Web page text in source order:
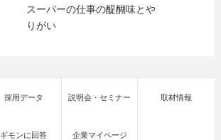
スーパーの仕事の醍醐味とや
りがい
採用データ 説明会・セミナー 取材情報
ギモンに回答 企業マイページ